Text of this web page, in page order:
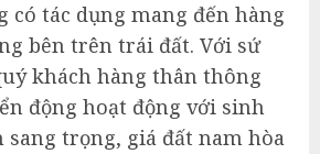
có tác dụng mang đến hàng
bên trên trái đất. Với sứ
khách hàng thân thông
động hoạt động với sinh
trọng, giá đất nam hòa